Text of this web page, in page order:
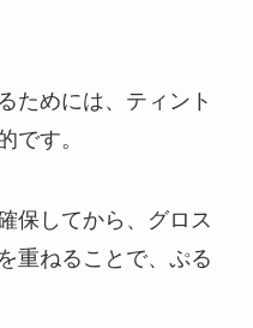
ためには、ティント
です。
保してから、グロス
重ねることで、ぷる